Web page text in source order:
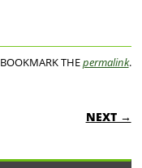
BOOKMARK THEpermalink.
NEXT →